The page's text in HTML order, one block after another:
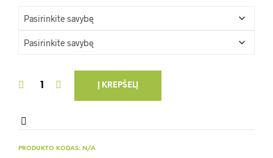
Į KREPŠELĮ
PRODUKTO KODAS: N/A